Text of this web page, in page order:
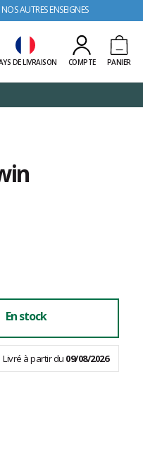
NOS AUTRES ENSEIGNES
DE LIVRAISON COMPTE PANIER
En stock
Livré à partir du 09/08/2026